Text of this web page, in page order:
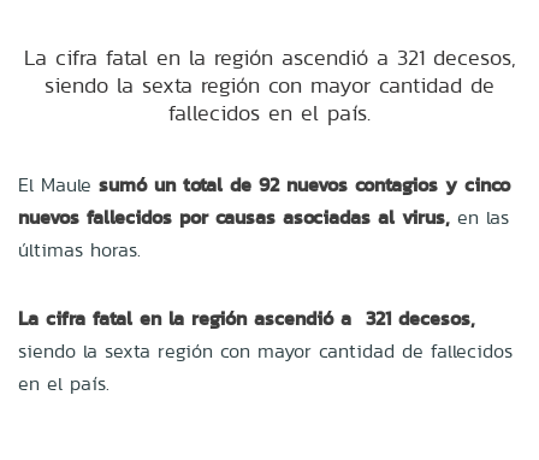
La cifra fatal en la región ascendió a 321 decesos,
siendo la sexta región con mayor cantidad de
fallecidos en el país.
El Maule sumó un total de 92 nuevos contagios y cinco
nuevos fallecidos por causas asociadas al virus, en las
últimas horas.
La cifra fatal en la región ascendió a 321 decesos,
siendo la sexta región con mayor cantidad de fallecidos
en el país.